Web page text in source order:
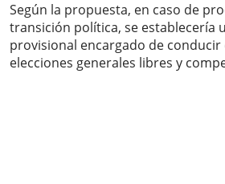
Según la propuesta, en caso de
transición política, se establecería
provisional encargado de conducir
elecciones generales libres y